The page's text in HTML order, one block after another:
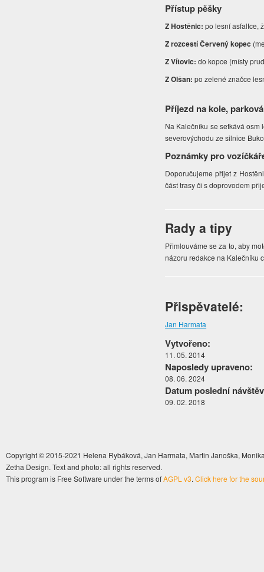
Přístup pěšky
Z Hostěnic: po lesní asfaltce,
Z rozcestí Červený kopec
Z Vítovic:do kopce (místy
Z Olšan:po zelené značce
Příjezd na kole,
Na Kalečníku se setkává osm
severovýchodu ze silnice
Poznámky pro
Doporučujeme přijet z
část trasy či s doprovodem
Rady a tipy
Přimlouváme se za to, aby
názoru redakce na Kalečníku
Přispěvatelé:
Jan Harmata
Vytvořeno:
11. 05. 2014
Naposledy upraveno:
08. 06. 2024
Datum poslední
09. 02. 2018
Copyright © 2015-2021 Helena Rybáková, Jan Harmata, Martin Janoška,
Zetha Design. Text and photo: all rights reserved.
This program is Free Software under the terms ofAGPL v3. Click here for the